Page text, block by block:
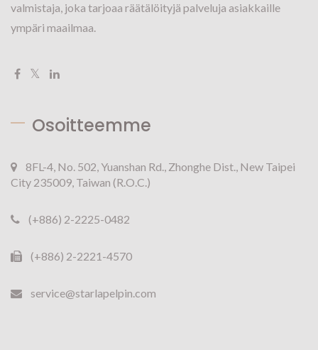
valmistaja, joka tarjoaa räätälöityjä palveluja asiakkaille
ympäri maailmaa.
Osoitteemme
8FL-4, No. 502, Yuanshan Rd., Zhonghe Dist., New Taipei
City 235009, Taiwan (R.O.C.)
(+886) 2-2225-0482
(+886) 2-2221-4570
service@starlapelpin.com